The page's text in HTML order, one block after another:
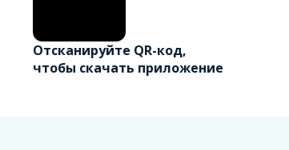
Отсканируйте QR-код,
чтобы скачать приложение